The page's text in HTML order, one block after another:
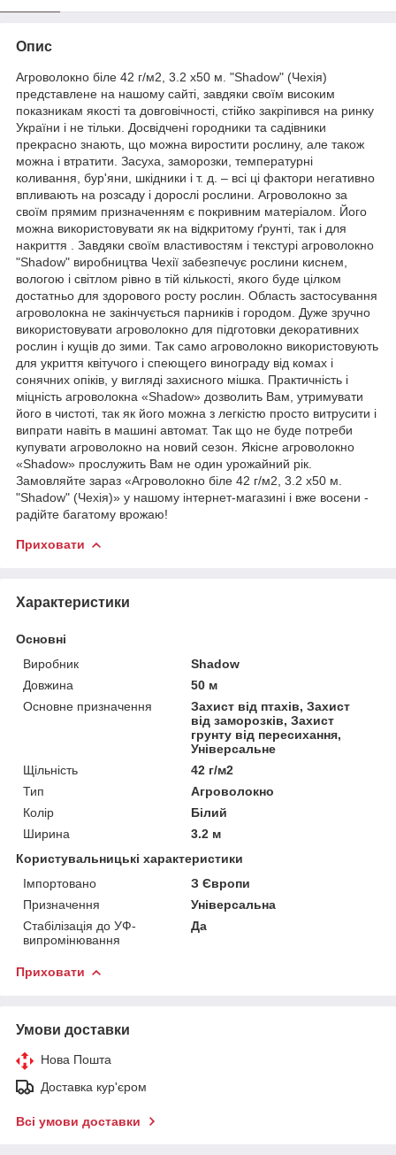
Опис
Агроволокно біле 42 г/м2, 3.2 х50 м. "Shadow" (Чехія)
представлене на нашому сайті, завдяки своїм високим
показникам якості та довговічності, стійко закріпився на ринку
України і не тільки. Досвідчені городники та садівники
прекрасно знають, що можна виростити рослину, але також
можна і втратити. Засуха, заморозки, температурні
коливання, бур'яни, шкідники і т. д. – всі ці фактори негативно
впливають на розсаду і дорослі рослини. Агроволокно за
своїм прямим призначенням є покривним матеріалом. Його
можна використовувати як на відкритому ґрунті, так і для
накриття . Завдяки своїм властивостям і текстурі агроволокно
"Shadow" виробництва Чехії забезпечує рослини киснем,
вологою і світлом рівно в тій кількості, якого буде цілком
достатньо для здорового росту рослин. Область застосування
агроволокна не закінчується парників і городом. Дуже зручно
використовувати агроволокно для підготовки декоративних
рослин і кущів до зими. Так само агроволокно використовують
для укриття квітучого і спеющего винограду від комах і
сонячних опіків, у вигляді захисного мішка. Практичність і
міцність агроволокна «Shadow» дозволить Вам, утримувати
його в чистоті, так як його можна з легкістю просто витрусити і
випрати навіть в машині автомат. Так що не буде потреби
купувати агроволокно на новий сезон. Якісне агроволокно
«Shadow» прослужить Вам не один урожайний рік.
Замовляйте зараз «Агроволокно біле 42 г/м2, 3.2 х50 м.
"Shadow" (Чехія)» у нашому інтернет-магазині і вже восени -
радійте багатому врожаю!
Приховати
Характеристики
Основні
Виробник
Shadow
Довжина
50 м
Основне призначення
Захист від птахів, Захист
від заморозків, Захист
грунту від пересихання,
Універсальне
Щільність
42 г/м2
Тип
Агроволокно
Колір
Білий
Ширина
3.2 м
Користувальницькі характеристики
Імпортовано
З Європи
Призначення
Універсальна
Стабілізація до УФ-
випромінювання
Да
Приховати
Умови доставки
Нова Пошта
Доставка кур'єром
Всі умови доставки